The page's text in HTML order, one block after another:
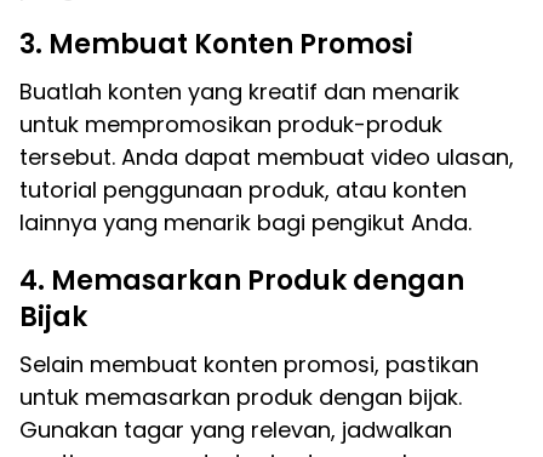
3. Membuat Konten Promosi
Buatlah konten yang kreatif dan menarik
untuk mempromosikan produk-produk
tersebut. Anda dapat membuat video ulasan,
tutorial penggunaan produk, atau konten
lainnya yang menarik bagi pengikut Anda.
4. Memasarkan Produk dengan
Bijak
Selain membuat konten promosi, pastikan
untuk memasarkan produk dengan bijak.
Gunakan tagar yang relevan, jadwalkan